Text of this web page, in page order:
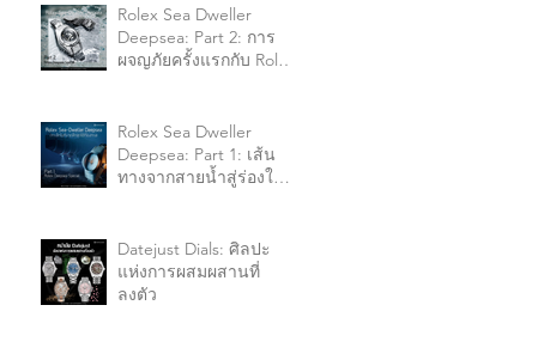
Rolex Sea Dweller
Deepsea: Part 2: การ
ผจญภัยครั้งแรกกับ Rolex
Rolex Sea Dweller
Deepsea: Part 1: เส้น
ทางจากสายน้ำสู่ร่องใต้
Datejust Dials: ศิลปะ
แห่งการผสมผสานที่
ลงตัว